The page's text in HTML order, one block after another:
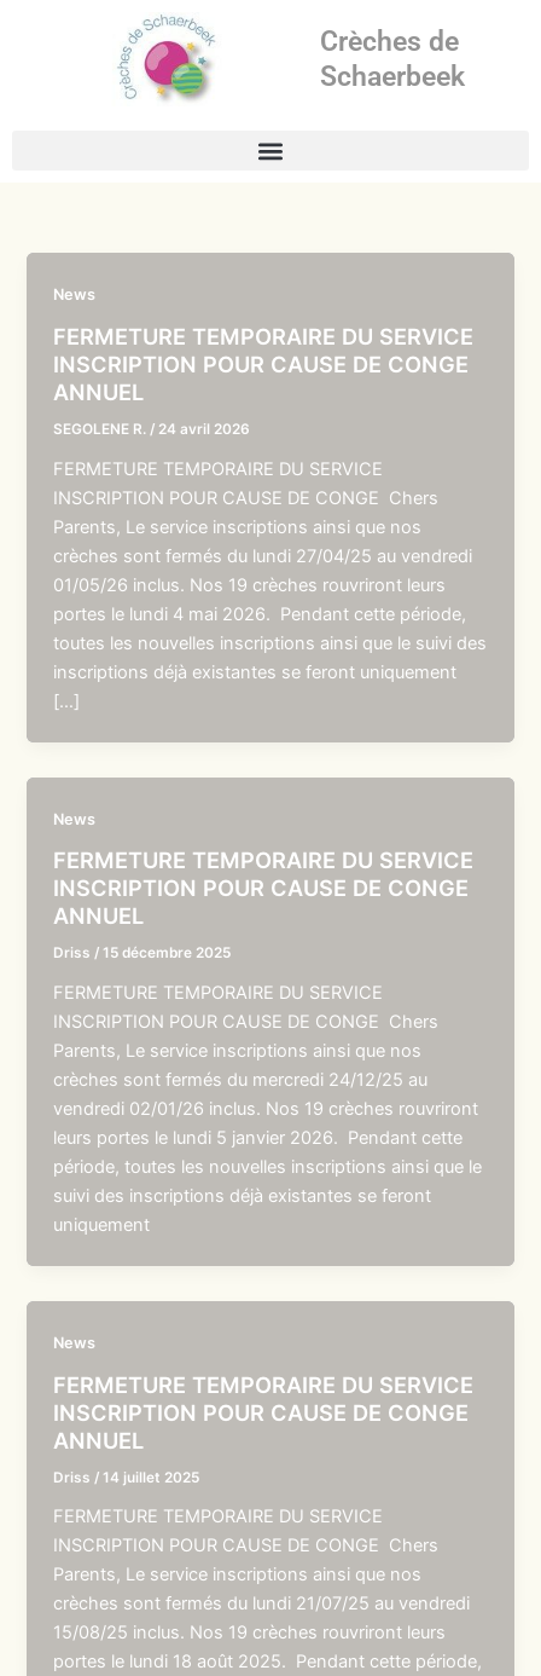
Crèches de
Schaerbeek
News
FERMETURE TEMPORAIRE DU SERVICE
INSCRIPTION POUR CAUSE DE CONGE
ANNUEL
SEGOLENE R. / 24 avril 2026
FERMETURE TEMPORAIRE DU SERVICE
INSCRIPTION POUR CAUSE DE CONGE Chers
Parents, Le service inscriptions ainsi que nos
crèches sont fermés du lundi 27/04/25 au vendredi
01/05/26 inclus. Nos 19 crèches rouvriront leurs
portes le lundi 4 mai 2026. Pendant cette période,
toutes les nouvelles inscriptions ainsi que le suivi des
inscriptions déjà existantes se feront uniquement
[…]
News
FERMETURE TEMPORAIRE DU SERVICE
INSCRIPTION POUR CAUSE DE CONGE
ANNUEL
Driss /15 décembre 2025
FERMETURE TEMPORAIRE DU SERVICE
INSCRIPTION POUR CAUSE DE CONGE Chers
Parents, Le service inscriptions ainsi que nos
crèches sont fermés du mercredi 24/12/25 au
vendredi 02/01/26 inclus. Nos 19 crèches rouvriront
leurs portes le lundi 5 janvier 2026. Pendant cette
période, toutes les nouvelles inscriptions ainsi que le
suivi des inscriptions déjà existantes se feront
uniquement
News
FERMETURE TEMPORAIRE DU SERVICE
INSCRIPTION POUR CAUSE DE CONGE
ANNUEL
Driss /14 juillet 2025
FERMETURE TEMPORAIRE DU SERVICE
INSCRIPTION POUR CAUSE DE CONGE Chers
Parents, Le service inscriptions ainsi que nos
crèches sont fermés du lundi 21/07/25 au vendredi
15/08/25 inclus. Nos 19 crèches rouvriront leurs
portes le lundi 18 août 2025. Pendant cette période,